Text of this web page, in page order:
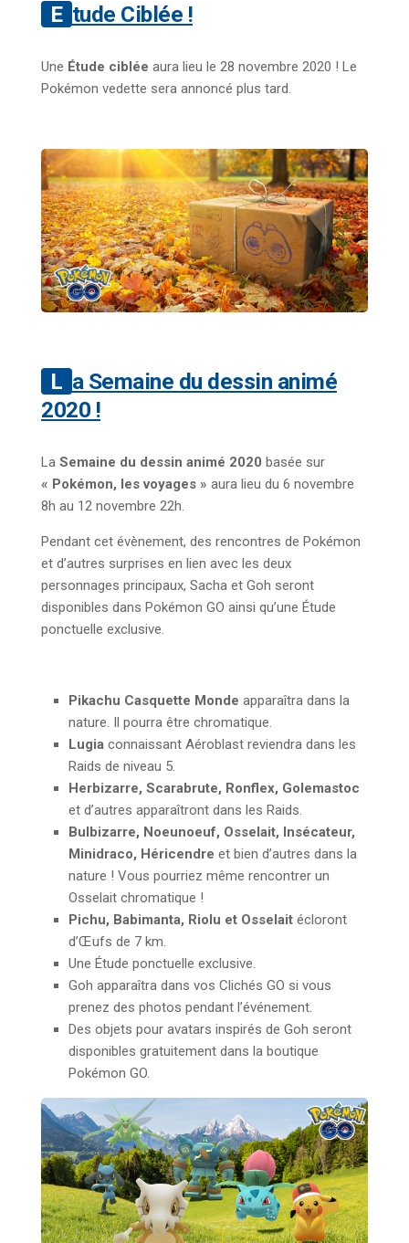
Etude Ciblée !
Une Étude ciblée aura lieu le 28 novembre 2020 ! Le
Pokémon vedette sera annoncé plus tard.
La Semaine du dessin animé
2020 !
La Semaine du dessin animé 2020 basée sur
« Pokémon, les voyages » aura lieu du 6 novembre
8h au 12 novembre 22h.
Pendant cet évènement, des rencontres de Pokémon
et d’autres surprises en lien avec les deux
personnages principaux, Sacha et Goh seront
disponibles dans Pokémon GO ainsi qu’une Étude
ponctuelle exclusive.
Pikachu Casquette Monde apparaîtra dans la
nature. Il pourra être chromatique.
Lugia connaissant Aéroblast reviendra dans les
Raids de niveau 5.
Herbizarre, Scarabrute, Ronflex, Golemastoc
et d’autres apparaîtront dans les Raids.
Bulbizarre, Noeunoeuf, Osselait, Insécateur,
Minidraco, Héricendre et bien d’autres dans la
nature ! Vous pourriez même rencontrer un
Osselait chromatique !
Pichu, Babimanta, Riolu et Osselait écloront
d’Œufs de 7 km.
Une Étude ponctuelle exclusive.
Goh apparaîtra dans vos Clichés GO si vous
prenez des photos pendant l’événement.
Des objets pour avatars inspirés de Goh seront
disponibles gratuitement dans la boutique
Pokémon GO.